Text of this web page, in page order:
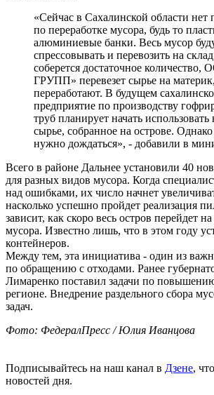
«Сейчас в Сахалинской области нет
по переработке мусора, будь то
алюминиевые банки. Весь мусор
спрессовывать и перевозить на
соберется достаточное
ГРУПП» перевезет сырье на
переработают. В будущем
предприятие по производству
труб планирует начать использовать
сырье, собранное на острове.
нужно дождаться», - добавили в
Всего в районе Дальнее установили 40
для разных видов мусора. Когда
над ошибками, их число начнет
насколько успешно пройдет реализация
зависит, как скоро весь остров перейдет
мусора. Известно лишь, что в этом году
контейнеров.
Между тем, эта инициатива - один из
по обращению с отходами. Ранее
Лимаренко поставил задачи по
регионе. Внедрение раздельного сбора
задач.
Фото: ФедералПресс / Юлия Иванцова
Подписывайтесь на наш канал в Дзене,
новостей дня.